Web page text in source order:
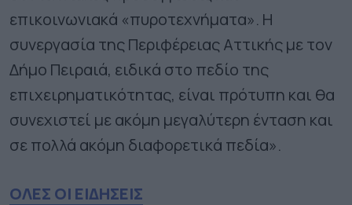
επικοινωνιακά «πυροτεχνήματα». Η
συνεργασία της Περιφέρειας Αττικής με τον
Δήμο Πειραιά, ειδικά στο πεδίο της
επιχειρηματικότητας, είναι πρότυπη και θα
συνεχιστεί με ακόμη μεγαλύτερη ένταση και
σε πολλά ακόμη διαφορετικά πεδία».
ΟΛΕΣ ΟΙ ΕΙΔΗΣΕΙΣ